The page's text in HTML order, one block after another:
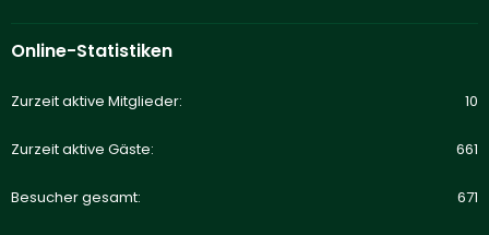
Online-Statistiken
Zurzeit aktive Mitglieder 10
Zurzeit aktive Gäste 661
Besucher gesamt 671